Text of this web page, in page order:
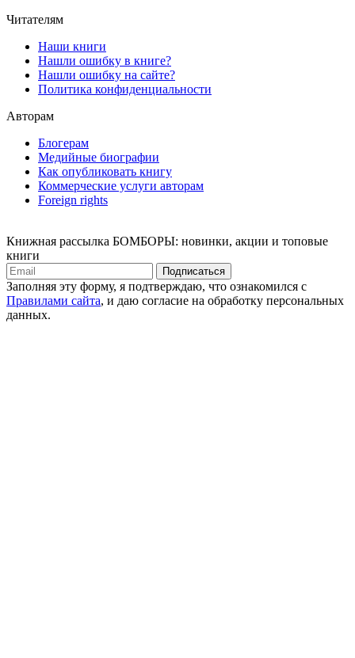
Читателям
Наши книги
Нашли ошибку в книге?
Нашли ошибку на сайте?
Политика конфиденциальности
Авторам
Блогерам
Медийные биографии
Как опубликовать книгу
Коммерческие услуги авторам
Foreign rights
Книжная рассылка БОМБОРЫ: новинки, акции и топовые
книги
Подписаться
Заполняя эту форму, я подтверждаю, что ознакомился с
Правилами сайта, и даю согласие на обработку персональных
данных.